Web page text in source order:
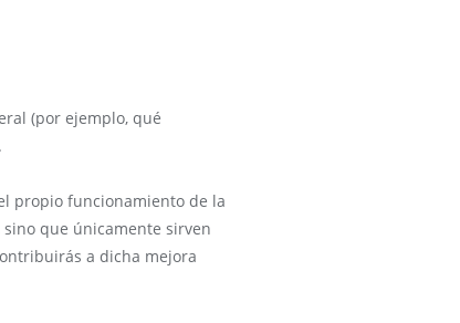
(por ejemplo, qué
propio funcionamiento de la
que únicamente sirven
a dicha mejora